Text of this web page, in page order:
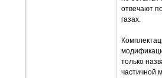
отвечают
газах.
только
частичной